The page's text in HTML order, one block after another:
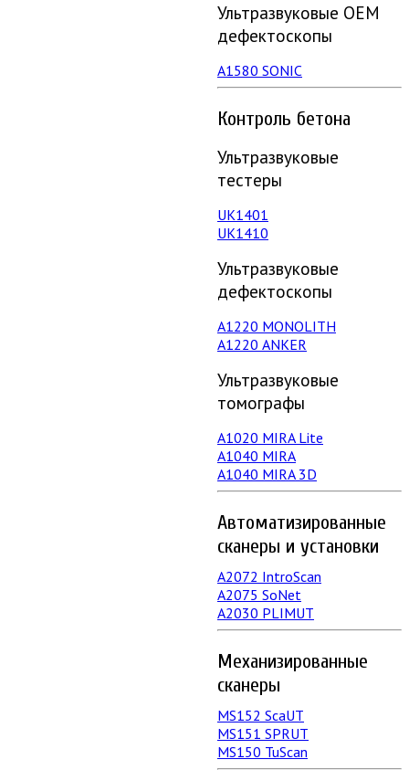
Ультразвуковые ОЕМ
дефектоскопы
A1580 SONIC
Контроль бетона
Ультразвуковые
тестеры
UK1401
UK1410
Ультразвуковые
дефектоскопы
А1220 MONOLITH
А1220 ANKER
Ультразвуковые
томографы
A1020 MIRA Lite
А1040 MIRA
A1040 MIRA 3D
Автоматизированные
сканеры и установки
А2072 IntroScan
А2075 SoNet
А2030 PLIMUT
Механизированные
сканеры
MS152 SсaUT
MS151 SPRUT
MS150 TuScan